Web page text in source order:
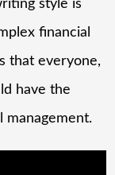
style is
financial
that everyone,
have the
management.